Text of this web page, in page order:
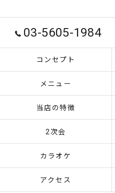
03-5605-1984
コンセプト
メニュー
当店の特徴
2次会
カラオケ
アクセス